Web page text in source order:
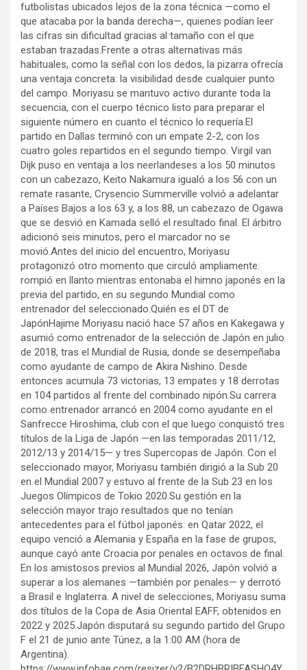
futbolistas ubicados lejos de la zona técnica —como el
que atacaba por la banda derecha—, quienes podían leer
las cifras sin dificultad gracias al tamaño con el que
estaban trazadas.Frente a otras alternativas más
habituales, como la señal con los dedos, la pizarra ofrecía
una ventaja concreta: la visibilidad desde cualquier punto
del campo. Moriyasu se mantuvo activo durante toda la
secuencia, con el cuerpo técnico listo para preparar el
siguiente número en cuanto el técnico lo requería.El
partido en Dallas terminó con un empate 2-2, con los
cuatro goles repartidos en el segundo tiempo. Virgil van
Dijk puso en ventaja a los neerlandeses a los 50 minutos
con un cabezazo, Keito Nakamura igualó a los 56 con un
remate rasante, Crysencio Summerville volvió a adelantar
a Países Bajos a los 63 y, a los 88, un cabezazo de Ogawa
que se desvió en Kamada selló el resultado final. El árbitro
adicionó seis minutos, pero el marcador no se
movió.Antes del inicio del encuentro, Moriyasu
protagonizó otro momento que circuló ampliamente:
rompió en llanto mientras entonaba el himno japonés en la
previa del partido, en su segundo Mundial como
entrenador del seleccionado.Quién es el DT de
JapónHajime Moriyasu nació hace 57 años en Kakegawa y
asumió como entrenador de la selección de Japón en julio
de 2018, tras el Mundial de Rusia, donde se desempeñaba
como ayudante de campo de Akira Nishino. Desde
entonces acumula 73 victorias, 13 empates y 18 derrotas
en 104 partidos al frente del combinado nipón.Su carrera
como entrenador arrancó en 2004 como ayudante en el
Sanfrecce Hiroshima, club con el que luego conquistó tres
títulos de la Liga de Japón —en las temporadas 2011/12,
2012/13 y 2014/15— y tres Supercopas de Japón. Con el
seleccionado mayor, Moriyasu también dirigió a la Sub 20
en el Mundial 2007 y estuvo al frente de la Sub 23 en los
Juegos Olímpicos de Tokio 2020.Su gestión en la
selección mayor trajo resultados que no tenían
antecedentes para el fútbol japonés: en Qatar 2022, el
equipo venció a Alemania y España en la fase de grupos,
aunque cayó ante Croacia por penales en octavos de final.
En los amistosos previos al Mundial 2026, Japón volvió a
superar a los alemanes —también por penales— y derrotó
a Brasil e Inglaterra. A nivel de selecciones, Moriyasu suma
dos títulos de la Copa de Asia Oriental EAFF, obtenidos en
2022 y 2025.Japón disputará su segundo partido del Grupo
F el 21 de junio ante Túnez, a la 1:00 AM (hora de
Argentina).